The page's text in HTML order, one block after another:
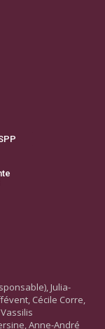
Julia-
Cécile Corre,
Anne-André